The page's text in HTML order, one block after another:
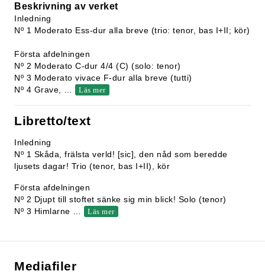
Beskrivning av verket
Inledning
Nº 1 Moderato Ess-dur alla breve (trio: tenor, bas I+II; kör)
Första afdelningen
Nº 2 Moderato C-dur 4/4 (C) (solo: tenor)
Nº 3 Moderato vivace F-dur alla breve (tutti)
Nº 4 Grave,
Läs mer
Libretto/text
Inledning
Nº 1 Skåda, frälsta verld! [sic], den nåd som beredde
ljusets dagar! Trio (tenor, bas I+II), kör
Första afdelningen
Nº 2 Djupt till stoftet sänke sig min blick! Solo (tenor)
Nº 3 Himlarne
Läs mer
Mediafiler